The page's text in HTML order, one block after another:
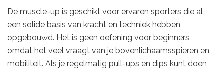
De muscle-up is geschikt voor ervaren sporters die al
een solide basis van kracht en techniek hebben
opgebouwd. Het is geen oefening voor beginners,
omdat het veel vraagt van je bovenlichaamsspieren en
mobiliteit. Als je regelmatig pull-ups en dips kunt doen